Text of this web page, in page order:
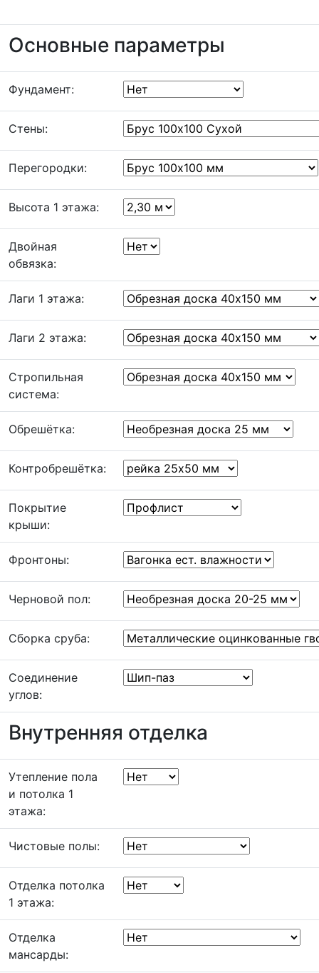
Основные параметры
Фундамент:
Стены:
Перегородки:
Высота 1 этажа:
Двойная
обвязка:
Лаги 1 этажа:
Лаги 2 этажа:
Стропильная
система:
Обрешётка:
Контробрешётка:
Покрытие
крыши:
Фронтоны:
Черновой пол:
Сборка сруба:
Соединение
углов:
Внутренняя отделка
Утепление пола
и потолка 1
этажа:
Чистовые полы:
Отделка потолка
1 этажа:
Отделка
мансарды: